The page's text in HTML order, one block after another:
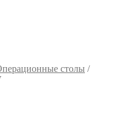
столы /